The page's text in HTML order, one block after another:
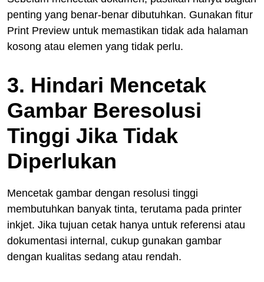
penting yang benar-benar dibutuhkan. Gunakan fitur
Print Preview untuk memastikan tidak ada halaman
kosong atau elemen yang tidak perlu.
3. Hindari Mencetak
Gambar Beresolusi
Tinggi Jika Tidak
Diperlukan
Mencetak gambar dengan resolusi tinggi
membutuhkan banyak tinta, terutama pada printer
inkjet. Jika tujuan cetak hanya untuk referensi atau
dokumentasi internal, cukup gunakan gambar
dengan kualitas sedang atau rendah.